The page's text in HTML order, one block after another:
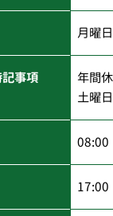
月曜
事項
年間
土曜
08:00
17:00